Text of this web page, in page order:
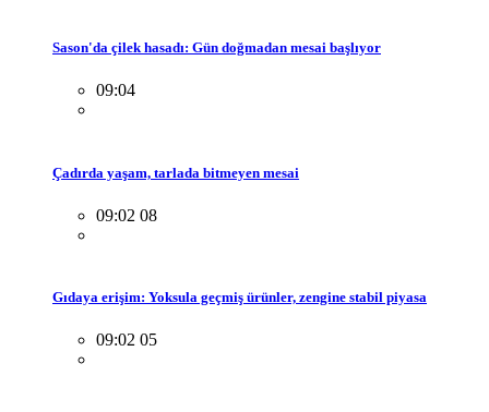
Sason'da çilek hasadı: Gün doğmadan mesai başlıyor
09:04
Çadırda yaşam, tarlada bitmeyen mesai
09:02 08
Gıdaya erişim: Yoksula geçmiş ürünler, zengine stabil piyasa
09:02 05